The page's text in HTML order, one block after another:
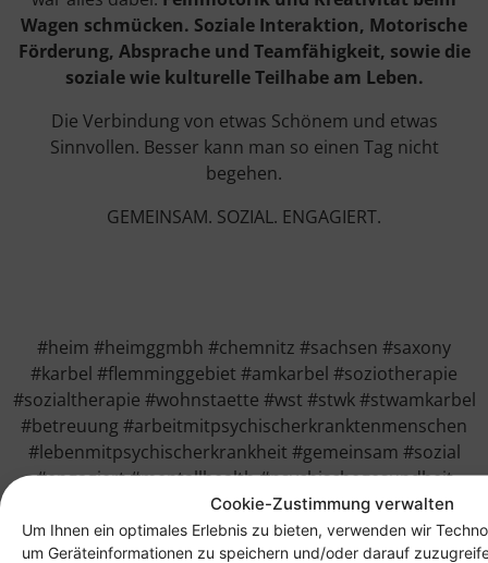
Cookie-Zustimmung verwalten
Um Ihnen ein optimales Erlebnis zu bieten, verwenden wir
um Geräteinformationen zu speichern und/oder darauf
Wagen schmücken. Soziale Interaktion, Motorische
Förderung, Absprache und Teamfähigkeit, sowie die
soziale wie kulturelle Teilhabe am Leben.
Die Verbindung von etwas Schönem und etwas
Sinnvollen. Besser kann man so einen Tag nicht
begehen.
GEMEINSAM. SOZIAL. ENGAGIERT.
#heim #heimggmbh #chemnitz #sachsen #saxony
#karbel #flemminggebiet #amkarbel #soziotherapie
#sozialtherapie #wohnstaette #wst #stwk #stwamkarbel
#betreuung #arbeitmitpsychischerkranktenmenschen
#lebenmitpsychischerkrankheit #gemeinsam #sozial
#engagiert #mentallhealth #psychischegesundheit
#himmelfahrt #bollerwagen